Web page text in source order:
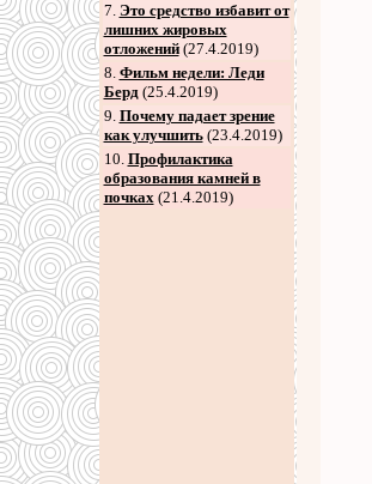
7. Это средство избавит от
лишних жировых
отложений(27.4.2019)
8. Фильм недели: Леди
Берд(25.4.2019)
9. Почему падает зрение
как улучшить(23.4.2019)
10. Профилактика
образования камней в
почках(21.4.2019)